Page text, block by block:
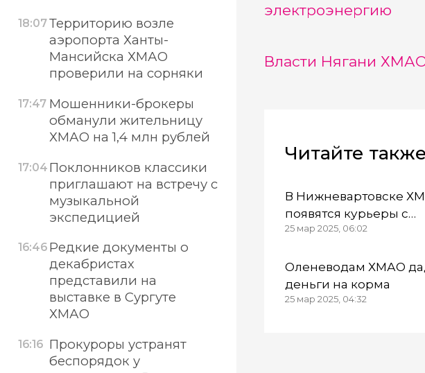
электроэнергию
Власти Нягани
Читайте также
В Нижневартовске
появятся курьеры с
розовыми рюкзаками
25 мар 2025, 06:02
Оленеводам ХМАО
деньги на корма
25 мар 2025, 04:32
18:07Территорию возле
аэропорта Ханты-
Мансийска ХМАО
проверили на сорняки
17:47 Мошенники-брокеры
обманули жительницу
ХМАО на 1,4 млн рублей
17:04 Поклонников классики
приглашают на встречу с
музыкальной
экспедицией
16:46 Редкие документы о
декабристах
представили на
выставке в Сургуте
ХМАО
16:16 Прокуроры устранят
беспорядок у